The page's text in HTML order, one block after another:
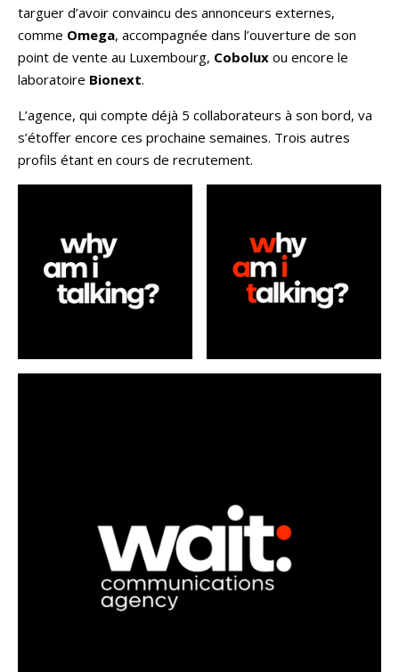
targuer d’avoir convaincu des annonceurs externes,
comme Omega, accompagnée dans l’ouverture de son
point de vente au Luxembourg, Cobolux ou encore le
laboratoire Bionext.
L’agence, qui compte déjà 5 collaborateurs à son bord, va
s’étoffer encore ces prochaine semaines. Trois autres
profils étant en cours de recrutement.